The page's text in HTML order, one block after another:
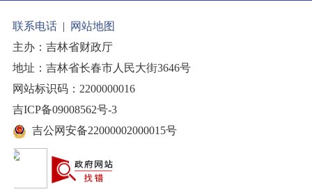
联系电话 |
网站地图
主办：吉林省财政厅
地址：吉林省长春市人民大街3646号
网站标识码：2200000016
吉ICP备09008562号-3
吉公网安备22000002000015号